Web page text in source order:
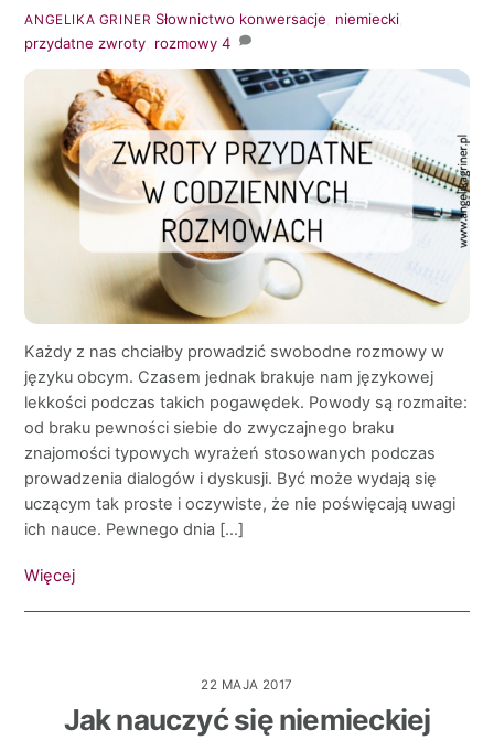
ANGELIKA GRINER Słownictwo konwersacje niemiecki
przydatne zwroty rozmowy 4
Każdy z nas chciałby prowadzić swobodne rozmowy w
języku obcym. Czasem jednak brakuje nam językowej
lekkości podczas takich pogawędek. Powody są rozmaite:
od braku pewności siebie do zwyczajnego braku
znajomości typowych wyrażeń stosowanych podczas
prowadzenia dialogów i dyskusji. Być może wydają się
uczącym tak proste i oczywiste, że nie poświęcają uwagi
ich nauce. Pewnego dnia […]
Więcej
22 MAJA 2017
Jak nauczyć się niemieckiej